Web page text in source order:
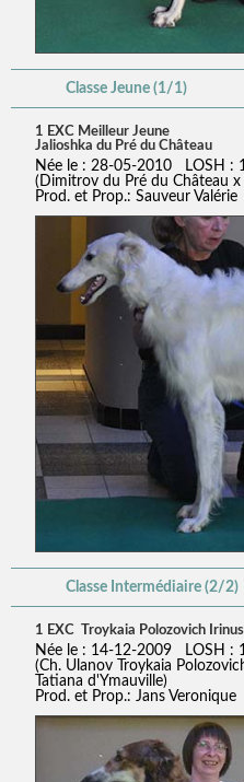
Classe Jeune (1/1)
1 EXC Meilleur Jeune
Jalioshka du Pré du Château
Née le : 28-05-2010 LOSH :
(Dimitrov du Pré du Château
Prod. et Prop.: Sauveur Valérie
Classe Intermédiaire (2/2)
1 EXC Troykaia Polozovich
Née le : 14-12-2009 LOSH :
(Ch. Ulanov Troykaia
Tatiana d'Ymauville)
Prod. et Prop.: Jans Veronique